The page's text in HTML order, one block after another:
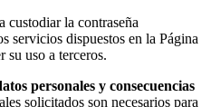
custodiar la contraseña
servicios dispuestos en la Página
su uso a terceros.
personales y consecuencias
solicitados son necesarios para